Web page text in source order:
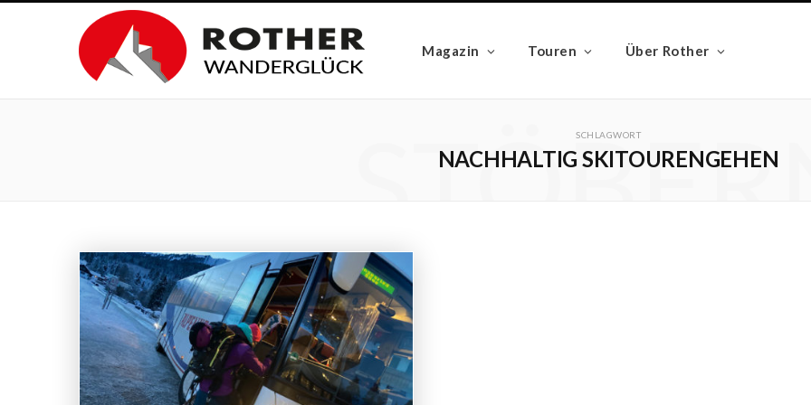
Magazin Touren Über Rother
SCHLAGWORT
NACHHALTIG SKITOURENGEHEN
STÖBERN